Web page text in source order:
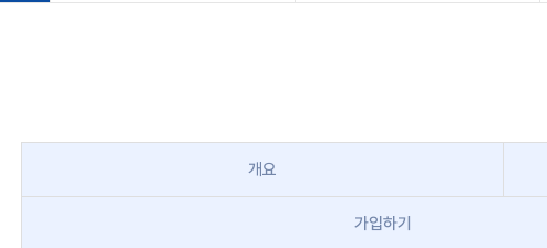
개요
가입하기